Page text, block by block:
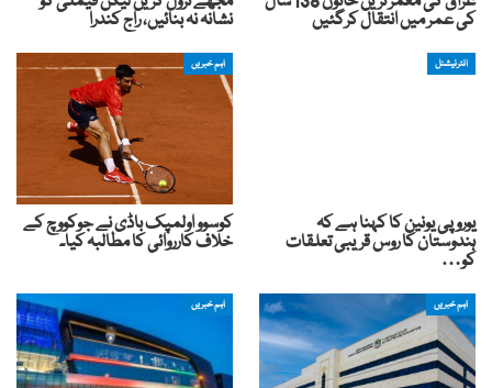
کی عمر میں انتقال کرگئیں نشانہ نہ بنائیں، راج کندرا
انٹرنیشنل
یوروپی یونین کا کہنا ہے کہ
ہندوستان کا روس قریبی تعلقات
کو…
اہم خبریں
کوسوو اولمپک باڈی نے جوکووچ کے
خلاف کارروائی کا مطالبہ کیا۔
اہم خبریں اہم خبریں